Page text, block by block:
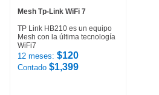
Mesh Tp-Link WiFi 7
TP Link HB210 es un equipo
Mesh con la última tecnología
WiFi7
12 meses: $120
Contado $1,399